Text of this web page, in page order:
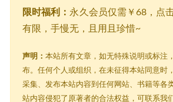
限时福利： 永久会员仅需￥68，点
有限，手慢无，且用且珍惜~
声明： 本站所有文章，如无特殊说明或标注
布。任何个人或组织，在未征得本站同意时
采集、发布本站内容到任何网站、书籍等各
站内容侵犯了原著者的合法权益，可联系我